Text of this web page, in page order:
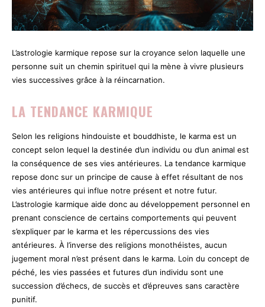
L’astrologie karmique repose sur la croyance selon laquelle une
personne suit un chemin spirituel qui la mène à vivre plusieurs
vies successives grâce à la réincarnation.
LA TENDANCE KARMIQUE
Selon les religions hindouiste et bouddhiste, le karma est un
concept selon lequel la destinée d’un individu ou d’un animal est
la conséquence de ses vies antérieures. La tendance karmique
repose donc sur un principe de cause à effet résultant de nos
vies antérieures qui influe notre présent et notre futur.
L’astrologie karmique aide donc au développement personnel en
prenant conscience de certains comportements qui peuvent
s’expliquer par le karma et les répercussions des vies
antérieures. À l’inverse des religions monothéistes, aucun
jugement moral n’est présent dans le karma. Loin du concept de
péché, les vies passées et futures d’un individu sont une
succession d’échecs, de succès et d’épreuves sans caractère
punitif.